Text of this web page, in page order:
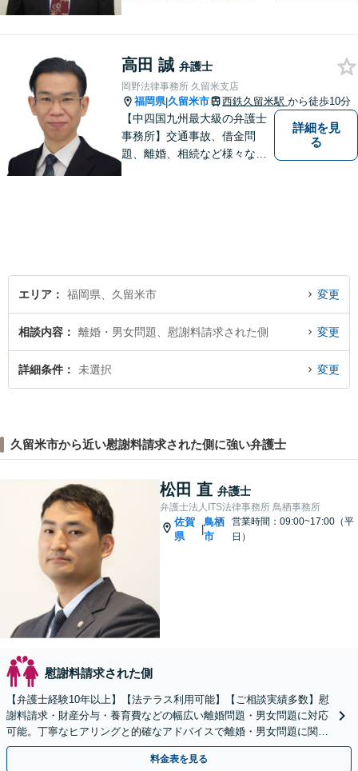
トラブルが起こったら、まず
はご相談ください。【夜間対
応可】
高田 誠 弁護士
岡野法律事務所 久留米支店
福岡県|久留米市 西鉄久留米駅 から徒歩10分
【中四国九州最大級の弁護士
事務所】交通事故、借金問
題、離婚、相続など様々な問
詳細を見
る
エリア 福岡県、久留米市 変更
相談内容 離婚・男女問題、慰謝料請求された側 変更
詳細条件 未選択 変更
久留米市から近い慰謝料請求された側に強い弁護士
松田 直 弁護士
弁護士法人ITS法律事務所 鳥栖事務所
佐賀
県
|
鳥栖
市
営業時間：09:00~17:00（平
日）
慰謝料請求された側
【弁護士経験10年以上】【法テラス利用可能】【ご相談実績多数】慰
謝料請求・財産分与・養育費などの幅広い離婚問題・男女問題に対応
可能。丁寧なヒアリングと的確なアドバイスで離婚・男女問題に関す
る疑問を一つずつ解消します【初回のご相談30分無料】
料金表を見る